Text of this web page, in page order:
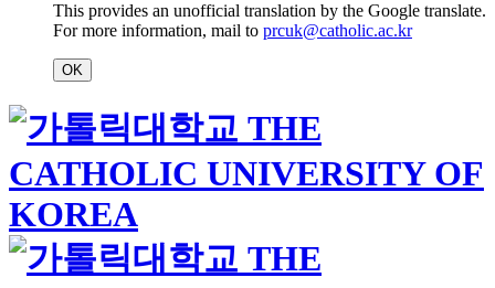
This provides an unofficial translation by the Google translate.
For more information, mail to prcuk@catholic.ac.kr
OK